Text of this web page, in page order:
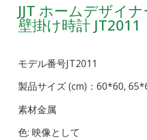
JJT ホームデザイ
壁掛け時計 JT2011
モデル番号JT2011
製品サイズ (cm)：60*60,
素材金属
色: 映像として